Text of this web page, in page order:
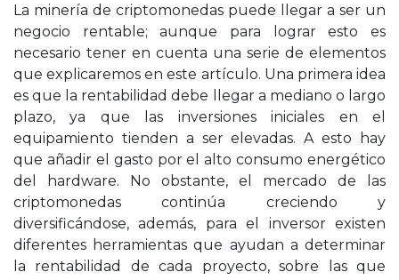
La minería de criptomonedas puede llegar a ser un
negocio rentable; aunque para lograr esto es
necesario tener en cuenta una serie de elementos
que explicaremos en este artículo. Una primera idea
es que la rentabilidad debe llegar a mediano o largo
plazo, ya que las inversiones iniciales en el
equipamiento tienden a ser elevadas. A esto hay
que añadir el gasto por el alto consumo energético
del hardware. No obstante, el mercado de las
criptomonedas continúa creciendo y
diversificándose, además, para el inversor existen
diferentes herramientas que ayudan a determinar
la rentabilidad de cada proyecto, sobre las que